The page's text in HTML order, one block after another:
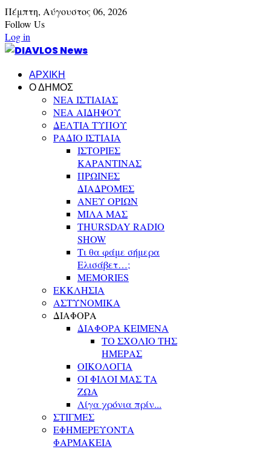
Πέμπτη, Αύγουστος 06, 2026
Follow Us
Log in
ΑΡΧΙΚΗ
Ο ΔΗΜΟΣ
ΝΕΑ ΙΣΤΙΑΙΑΣ
ΝΕΑ ΑΙΔΗΨΟΥ
ΔΕΛΤΙΑ ΤΥΠΟΥ
ΡΑΔΙΟ ΙΣΤΙΑΙΑ
ΙΣΤΟΡΙΕΣ
ΚΑΡΑΝΤΙΝΑΣ
ΠΡΩΙΝΕΣ
ΔΙΑΔΡΟΜΕΣ
ΑΝΕΥ ΟΡΙΩΝ
ΜΙΛΑ ΜΑΣ
THURSDAY RADIO
SHOW
Τι θα φάμε σήμερα
Ελισάβετ…;
MEMORIES
ΕΚΚΛΗΣΙΑ
ΑΣΤΥΝΟΜΙΚΑ
ΔΙΑΦΟΡΑ
ΔΙΑΦΟΡΑ ΚΕΙΜΕΝΑ
ΤΟ ΣΧΟΛΙΟ ΤΗΣ
ΗΜΕΡΑΣ
ΟΙΚΟΛΟΓΙΑ
ΟΙ ΦΙΛΟΙ ΜΑΣ ΤΑ
ΖΩΑ
Λίγα χρόνια πρίν...
ΣΤΙΓΜΕΣ
ΕΦΗΜΕΡΕΥΟΝΤΑ
ΦΑΡΜΑΚΕΙΑ